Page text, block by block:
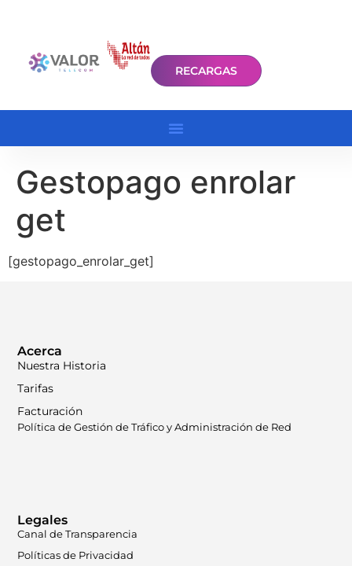
RECARGAS
Gestopago enrolar
get
[gestopago_enrolar_get]
Acerca
Nuestra Historia
Tarifas
Facturación
Política de Gestión de Tráfico y Administración de Red
Legales
Canal de Transparencia
Políticas de Privacidad